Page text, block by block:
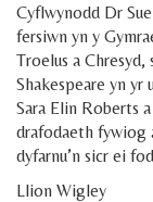
Cyflwynodd Dr
fersiwn yn y
Troelus a Chresyd,
Shakespeare yn yr
Sara Elin Roberts
drafodaeth fywiog
dyfarnu’n sicr ei
Llion Wigley